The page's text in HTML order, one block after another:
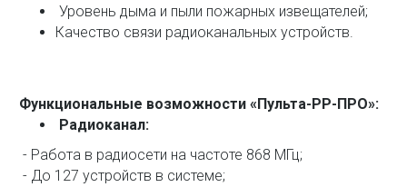
Уровень дыма и пыли пожарных извещателей;
Качество связи радиоканальных устройств.
Функциональные возможности «Пульта-РР-ПРО»:
Радиоканал:
- Работа в радиосети на частоте 868 МГц;
- До 127 устройств в системе;